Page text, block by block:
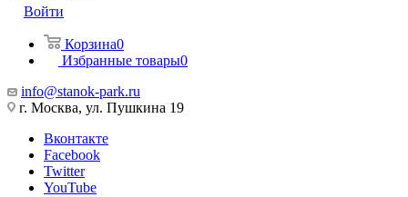
Войти
Корзина0
Избранные товары0
info@stanok-park.ru
г. Москва, ул. Пушкина 19
Вконтакте
Facebook
Twitter
YouTube